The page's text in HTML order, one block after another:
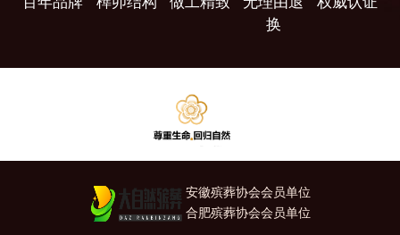
换
安徽殡葬协会会员单位
合肥殡葬协会会员单位